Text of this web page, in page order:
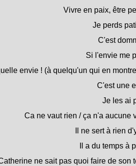
Vivre en paix, être
Je perds
C'est
Si l'envie me
envie ! (à quelqu'un qui en
C'est une
Je les ai
Ca ne vaut rien / ça n'a aucune
Il ne sert à rien
Il a du temps à
ne sait pas quoi faire de son